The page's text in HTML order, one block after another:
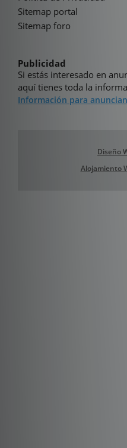
Sitemap portal
Sitemap foro
Publicidad
Si estás interesado en
aquí tienes toda la
Información para
Diseño
Alojamiento